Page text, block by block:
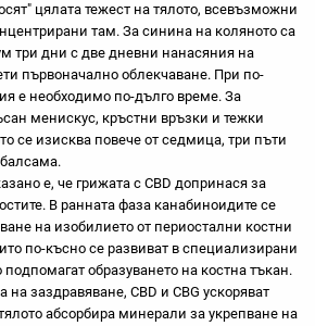
цялата тежест на тялото, всевъзможни
там. За синина на коляното са
три дни с две дневни нанасяния на
първоначално облекчаване. При по-
е необходимо по-дълго време. За
менискус, кръстни връзки и тежки
се изисква повече от седмица, три пъти
е, че грижата с CBD допринася за
В ранната фаза канабиноидите се
на изобилието от периостални костни
по-късно се развиват в специализирани
подпомагат образуването на костна тъкан.
на заздравяване, CBD и CBG ускоряват
абсорбира минерали за укрепване на